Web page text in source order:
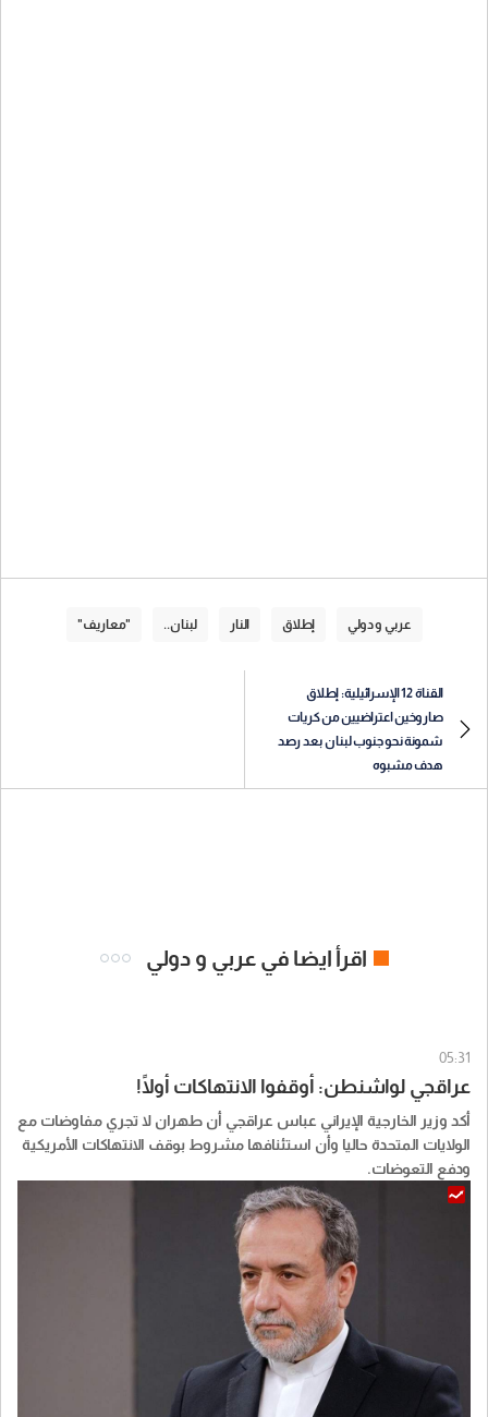
عربي و دولي إطلاق النار لبنان.. "معاريف"
القناة 12 الإسرائيلية: إطلاق
صاروخين اعتراضيين من كريات
شمونة نحو جنوب لبنان بعد رصد
هدف مشبوه
اقرأ ايضا في عربي و دولي
05:31
عراقجي لواشنطن: أوقفوا الانتهاكات أولًا!
أكد وزير الخارجية الإيراني عباس عراقجي أن طهران لا تجري مفاوضات مع
الولايات المتحدة حاليا وأن استئنافها مشروط بوقف الانتهاكات الأمريكية
ودفع التعوضات.